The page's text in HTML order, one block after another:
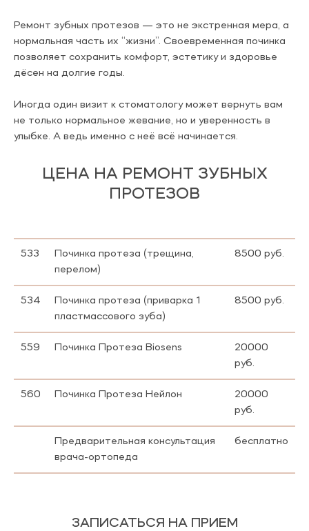
Ремонт зубных протезов — это не экстренная мера, а
нормальная часть их “жизни”. Своевременная починка
позволяет сохранить комфорт, эстетику и здоровье
дёсен на долгие годы.
Иногда один визит к стоматологу может вернуть вам
не только нормальное жевание, но и уверенность в
улыбке. А ведь именно с неё всё начинается.
ЦЕНА НА РЕМОНТ ЗУБНЫХ
ПРОТЕЗОВ
533
Починка протеза (трещина,
перелом)
8500 руб.
534
Починка протеза (приварка 1
пластмассового зуба)
8500 руб.
559 Починка Протеза Biosens
20000
руб.
560 Починка Протеза Нейлон
20000
руб.
Предварительная консультация
врача-ортопеда
бесплатно
ЗАПИСАТЬСЯ НА ПРИЕМ